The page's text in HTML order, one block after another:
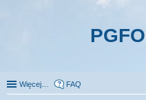
Więcej… FAQ